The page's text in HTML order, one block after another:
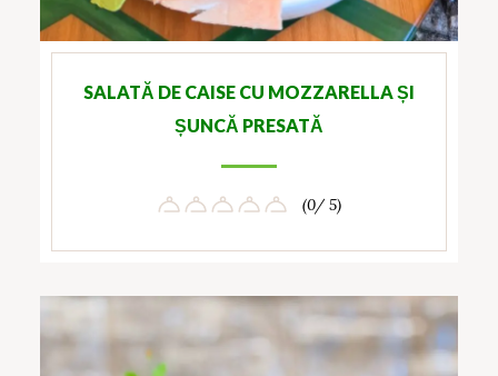
SALATĂ DE CAISE CU MOZZARELLA ȘI
ȘUNCĂ PRESATĂ
(0/ 5)